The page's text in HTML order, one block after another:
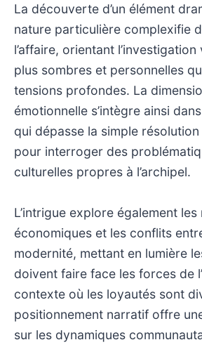
La découverte d’un élément
nature particulière complexifie
l’affaire, orientant
plus sombres et personnelles
tensions profondes. La
émotionnelle s’intègre ainsi
qui dépasse la simple résolution
pour interroger des
culturelles propres à l’archipel.
L’intrigue explore également
économiques et les conflits
modernité, mettant en lumière
doivent faire face les forces de
contexte où les loyautés sont
positionnement narratif offre
sur les dynamiques